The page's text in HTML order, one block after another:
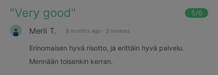
"Very good" 5/6
Merli T. 8 months ago · 3 reviews
Erinomaisen hyvä risotto, ja erittäin hyvä palvelu.
Mennään toisenkin kerran.